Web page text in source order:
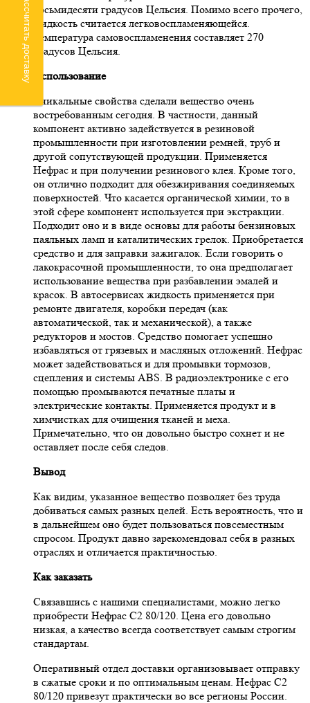
восьмидесяти градусов Цельсия. Помимо всего прочего,
жидкость считается легковоспламеняющейся.
Температура самовоспламенения составляет 270
градусов Цельсия.
Использование
Уникальные свойства сделали вещество очень
востребованным сегодня. В частности, данный
компонент активно задействуется в резиновой
промышленности при изготовлении ремней, труб и
другой сопутствующей продукции. Применяется
Нефрас и при получении резинового клея. Кроме того,
он отлично подходит для обезжиривания соединяемых
поверхностей. Что касается органической химии, то в
этой сфере компонент используется при экстракции.
Подходит оно и в виде основы для работы бензиновых
паяльных ламп и каталитических грелок. Приобретается
средство и для заправки зажигалок. Если говорить о
лакокрасочной промышленности, то она предполагает
использование вещества при разбавлении эмалей и
красок. В автосервисах жидкость применяется при
ремонте двигателя, коробки передач (как
автоматической, так и механической), а также
редукторов и мостов. Средство помогает успешно
избавляться от грязевых и масляных отложений. Нефрас
может задействоваться и для промывки тормозов,
сцепления и системы ABS. В радиоэлектронике с его
помощью промываются печатные платы и
электрические контакты. Применяется продукт и в
химчистках для очищения тканей и меха.
Примечательно, что он довольно быстро сохнет и не
оставляет после себя следов.
Вывод
Как видим, указанное вещество позволяет без труда
добиваться самых разных целей. Есть вероятность, что и
в дальнейшем оно будет пользоваться повсеместным
спросом. Продукт давно зарекомендовал себя в разных
отраслях и отличается практичностью.
Как заказать
Связавшись с нашими специалистами, можно легко
приобрести Нефрас С2 80/120. Цена его довольно
низкая, а качество всегда соответствует самым строгим
стандартам.
Оперативный отдел доставки организовывает отправку
в сжатые сроки и по оптимальным ценам. Нефрас С2
80/120 привезут практически во все регионы России.
Рассчитать доставку